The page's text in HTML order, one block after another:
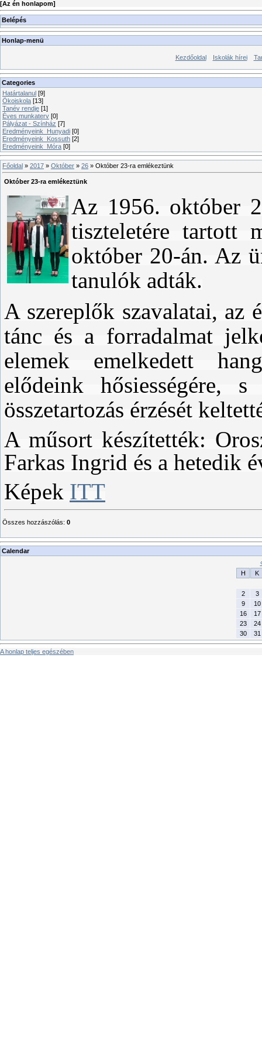
[Az én honlapom]
Belépés
Honlap-menü
Kezdőoldal Iskolák hírei
Categories
Határtalanul [9]
Ökoiskola [13]
Tanév rendje [1]
Éves munkaterv [0]
Pályázat - Színház [7]
Eredményeink_Hunyadi [0]
Eredményeink_Kossuth [2]
Eredményeink_Móra [0]
Főoldal » 2017 » Október » 26 » Október 23-ra emlékeztünk
Október 23-ra emlékeztünk
Az 1956. október
tiszteletére tartott
október 20-án. Az
tanulók adták.
A szereplők szavalatai, az
tánc és a forradalmat
elemek emelkedett
elődeink hősiességére,
összetartozás érzését
A műsort készítették:
Farkas Ingrid és a hetedik
Képek ITT
Összes hozzászólás: 0
Calendar
H
K
2
3
9
10
16
17
23
24
30
31
A honlap teljes egészében